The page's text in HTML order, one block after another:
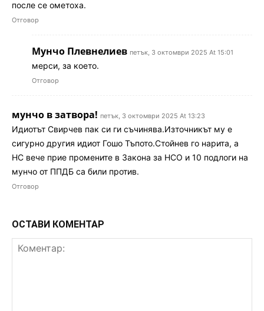
после се ометоха.
Отговор
Мунчо Плевнелиев петък, 3 октомври 2025 At 15:01
мерси, за което.
Отговор
мунчо в затвора! петък, 3 октомври 2025 At 13:23
Идиотът Свирчев пак си ги съчинява.Източникът му е
сигурно другия идиот Гошо Тъпото.Стойнев го нарита, а
НС вече прие промените в Закона за НСО и 10 подлоги на
мунчо от ППДБ са били против.
Отговор
ОСТАВИ КОМЕНТАР